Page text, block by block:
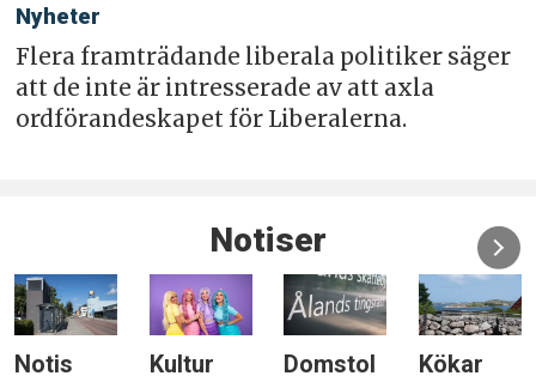
Nyheter
Flera framträdande liberala politiker säger
att de inte är intresserade av att axla
ordförandeskapet för Liberalerna.
Notiser
Notis Kultur Domstol Kökar